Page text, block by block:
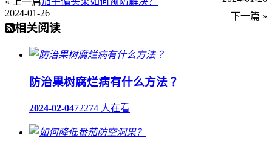
下一篇 »
2024-01-26
相关阅读
防治果树腐烂病有什么方法 ？
2024-02-0472274 人在看